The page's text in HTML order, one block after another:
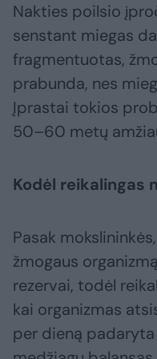
Nakties poilsio
senstant miegas
fragmentuotas,
prabunda, nes
Įprastai tokios
50–60 metų
Kodėl reikalingas
Pasak
žmogaus
rezervai, todėl
kai organizmas
per dieną